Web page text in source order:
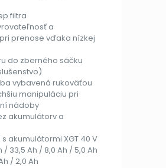
filtra
a
prenose vďaka nízkej
do zberného sáčku
vybavená rukoväťou
manipuláciu pri
nádoby
akumulátorv a
akumulátormi XGT 40 V
/ 33,5 Ah / 8,0 Ah / 5,0 Ah
/ 2,0 Ah